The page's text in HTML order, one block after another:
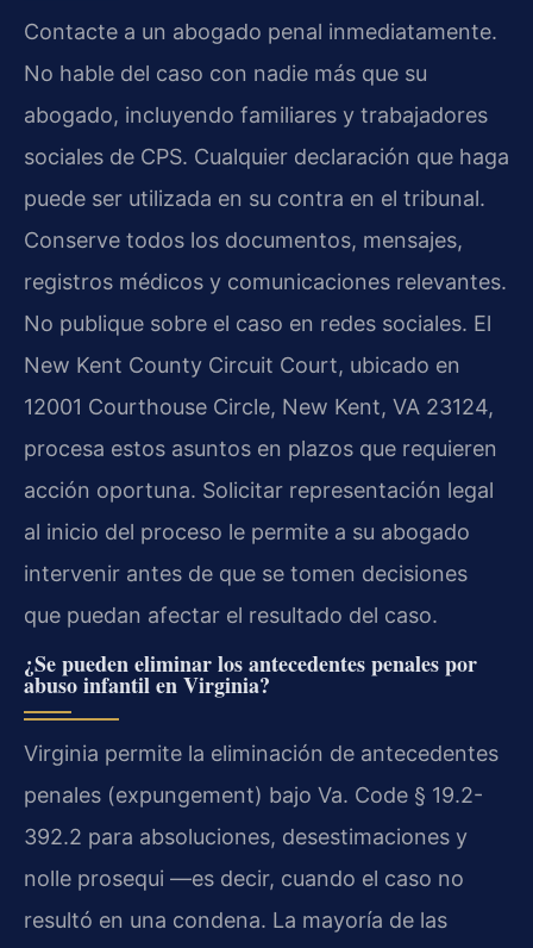
Contacte a un abogado penal inmediatamente.
No hable del caso con nadie más que su
abogado, incluyendo familiares y trabajadores
sociales de CPS. Cualquier declaración que haga
puede ser utilizada en su contra en el tribunal.
Conserve todos los documentos, mensajes,
registros médicos y comunicaciones relevantes.
No publique sobre el caso en redes sociales. El
New Kent County Circuit Court, ubicado en
12001 Courthouse Circle, New Kent, VA 23124,
procesa estos asuntos en plazos que requieren
acción oportuna. Solicitar representación legal
al inicio del proceso le permite a su abogado
intervenir antes de que se tomen decisiones
que puedan afectar el resultado del caso.
¿Se pueden eliminar los antecedentes penales por
abuso infantil en Virginia?
Virginia permite la eliminación de antecedentes
penales (expungement) bajo Va. Code § 19.2-
392.2 para absoluciones, desestimaciones y
nolle prosequi —es decir, cuando el caso no
resultó en una condena. La mayoría de las